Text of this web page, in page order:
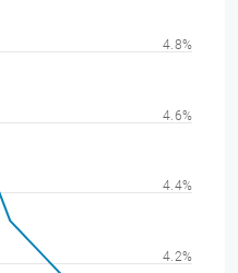
4.2%
4.4%
4.6%
4.8%